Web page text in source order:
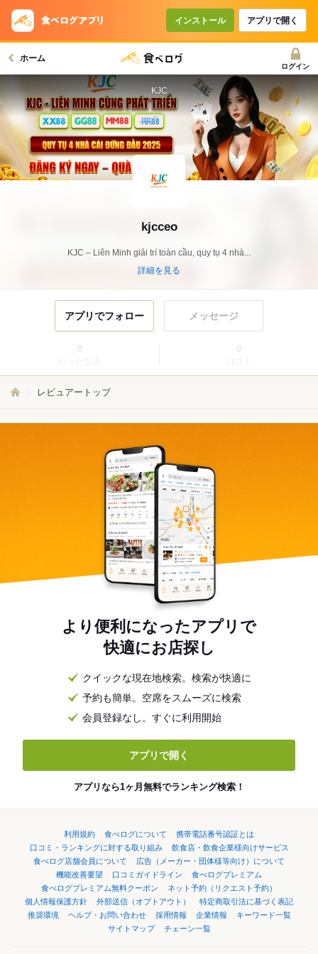
インストール アプリで開く
ホーム
ログイン
kjcceo
KJC – Liên Minh giải trí toàn cầu, quy tụ 4 nhà...
詳細を見る
KJC
アプリでフォロー メッセージ
レビュアートップ
より便利になったアプリで
快適にお店探し
クイックな現在地検索。検索が快適に
予約も簡単。空席をスムーズに検索
会員登録なし。すぐに利用開始
アプリで開く
アプリなら1ヶ月無料でランキング検索！
利用規約 食べログについて
携帯電話番号認証とは
口コミ・ランキングに対する取り組み
飲食店・飲食企業様向けサービス
食べログ店舗会員について
広告（メーカー・団体様等向け）について
機能改善要望
口コミガイドライン
食べログプレミアム
食べログプレミアム無料クーポン
ネット予約（リクエスト予約）
個人情報保護方針
外部送信（オプトアウト）
特定商取引法に基づく表記
推奨環境
ヘルプ・お問い合わせ 採用情報 企業情報
キーワード一覧
サイトマップ
チェーン一覧